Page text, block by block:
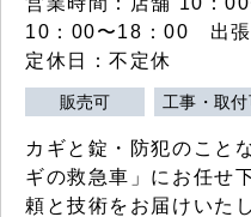
10：00〜18：00 出張
定休日：不定休
販売可 工事・取
カギと錠・防犯のこと
ギの救急車」にお任せ
頼と技術をお届けいた